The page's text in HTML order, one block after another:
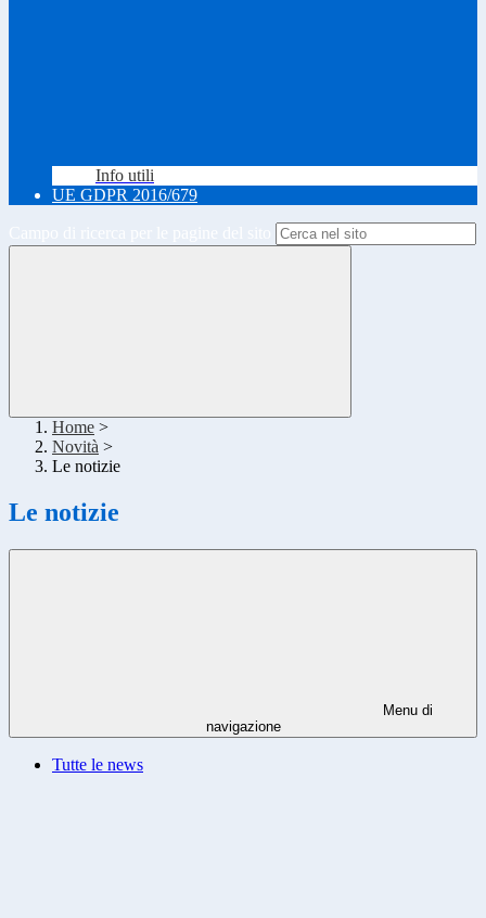
Info utili
UE GDPR 2016/679
Home >
Novità >
Le notizie
Le notizie
Menu di
navigazione
Tutte le news